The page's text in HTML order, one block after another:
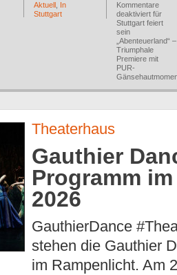
Aktuell In
Stuttgart
Kommentare
deaktiviert für
Stuttgart feiert
sein
„Abenteuerland“ –
Triumphale
Premiere mit
PUR-
Theaterhaus
Gauthier
Programm
2026
GauthierDance
stehen die Gauthier
im Rampenlicht. Am